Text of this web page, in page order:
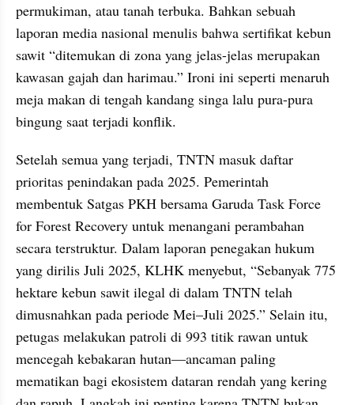
permukiman, atau tanah terbuka. Bahkan sebuah
laporan media nasional menulis bahwa sertifikat kebun
sawit “ditemukan di zona yang jelas-jelas merupakan
kawasan gajah dan harimau.” Ironi ini seperti menaruh
meja makan di tengah kandang singa lalu pura-pura
bingung saat terjadi konflik.
Setelah semua yang terjadi, TNTN masuk daftar
prioritas penindakan pada 2025. Pemerintah
membentuk Satgas PKH bersama Garuda Task Force
for Forest Recovery untuk menangani perambahan
secara terstruktur. Dalam laporan penegakan hukum
yang dirilis Juli 2025, KLHK menyebut, “Sebanyak 775
hektare kebun sawit ilegal di dalam TNTN telah
dimusnahkan pada periode Mei–Juli 2025.” Selain itu,
petugas melakukan patroli di 993 titik rawan untuk
mencegah kebakaran hutan—ancaman paling
mematikan bagi ekosistem dataran rendah yang kering